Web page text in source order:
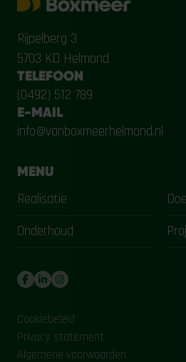
Rijpelberg 3
5703 KD Helmond
TELEFOON
(0492) 512 789
E-MAIL
info@vanboxmeerhelmond.nl
MENU
Realisatie
Onderhoud
Cookiebeleid
Privacy statement
Algemene voorwaarden